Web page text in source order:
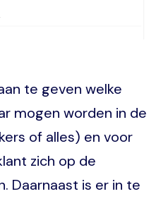
te geven welke
mogen worden in de
of alles) en voor
zich op de
Daarnaast is er in te